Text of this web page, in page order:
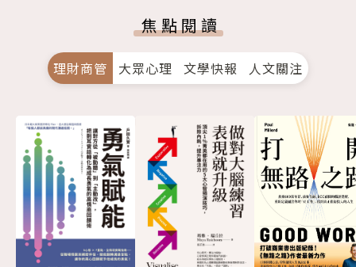
焦點閱讀
理財商管 大眾心理 文學快報 人文關注